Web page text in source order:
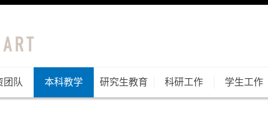
团队 本科教学 研究生教育 科研工作 学生工作